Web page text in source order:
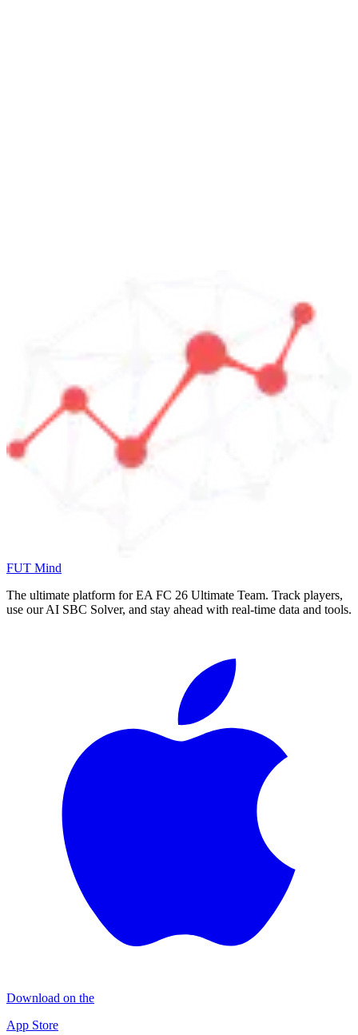
FUT Mind
The ultimate platform for EA FC 26 Ultimate Team. Track players,
use our AI SBC Solver, and stay ahead with real-time data and tools.
Download on the
App Store